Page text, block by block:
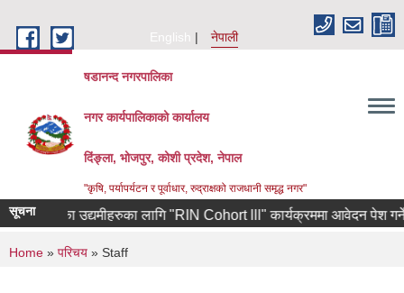
English
नेपाली
षडानन्द नगरपालिका
नगर कार्यपालिकाको कार्यालय
दिंङ्ला, भोजपुर, कोशी प्रदेश, नेपाल
"कृषि, पर्यापर्यटन र पूर्वाधार, रुद्राक्षको राजधानी समृद्ध नगर"
सूचना
फर्केका उद्यमीहरुका लागि "RIN Cohort lll" कार्यक्रममा आवेदन पेश गर्ने
You are here
Home » परिचय » Staff